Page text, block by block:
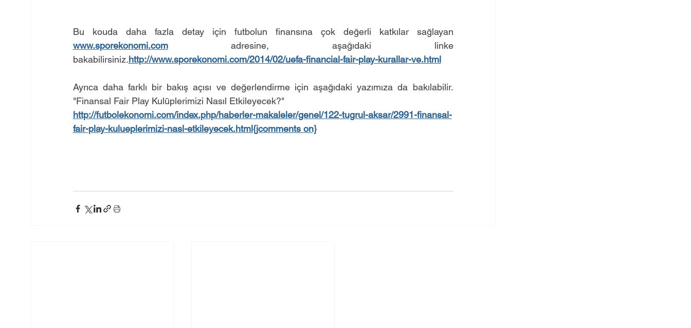
www.sporekonomi.com adresine, aşağıdaki linke
bakabilirsiniz.http://www.sporekonomi.com/2014/02/uefa-financial-fair-play-kurallar-ve.html
Ayrıca daha farklı bir bakış açısı ve değerlendirme için aşağıdaki yazımıza da bakılabilir.
"Finansal Fair Play Kulüplerimizi Nasıl Etkileyecek?"
http://futbolekonomi.com/index.php/haberler-makaleler/genel/122-tugrul-aksar/2991-finansal-
fair-play-kulueplerimizi-nasl-etkileyecek.html{jcomments on}